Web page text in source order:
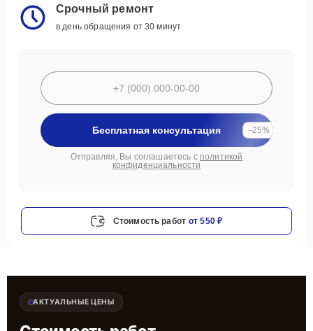
Срочный ремонт
в день обращения от 30 минут
Бесплатная консультация -25%
Отправляя, Вы соглашаетесь с политикой
конфиденциальности
Стоимость работ от 550 ₽
АКТУАЛЬНЫЕ ЦЕНЫ